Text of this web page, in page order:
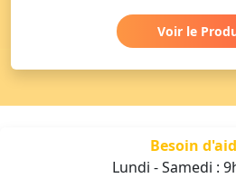
Voir le
Besoin
Lundi - Samedi :